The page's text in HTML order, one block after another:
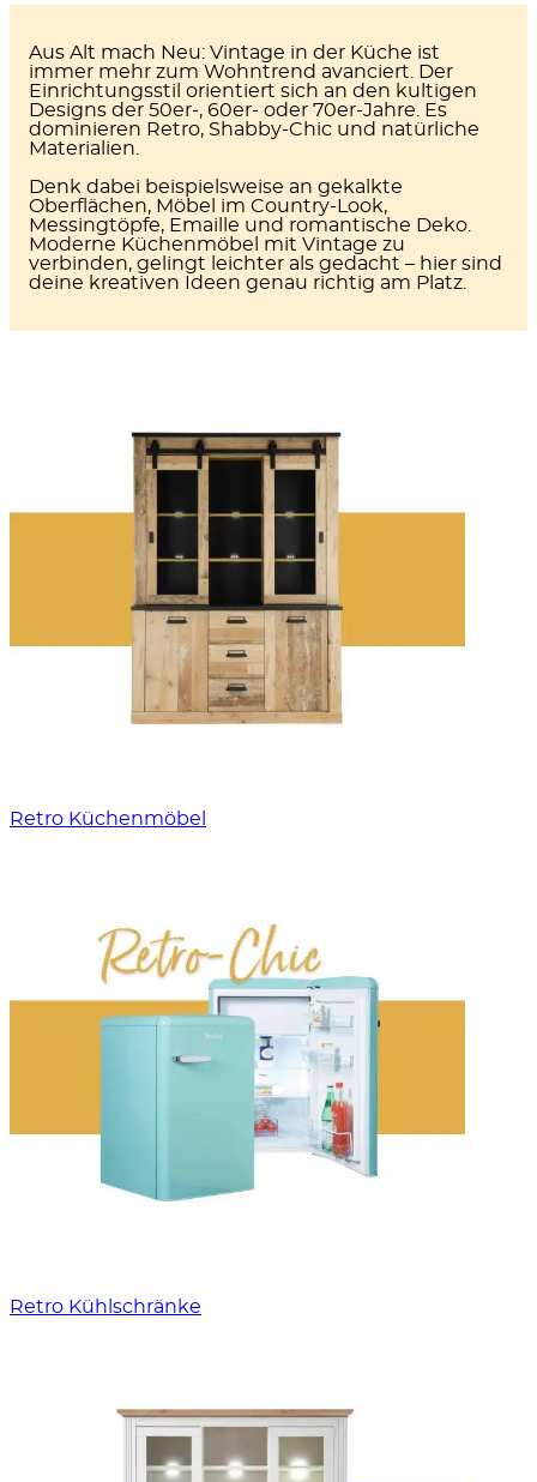
Aus Alt mach Neu: Vintage in der Küche ist
immer mehr zum Wohntrend avanciert. Der
Einrichtungsstil orientiert sich an den kultigen
Designs der 50er-, 60er- oder 70er-Jahre. Es
dominieren Retro, Shabby-Chic und natürliche
Materialien.
Denk dabei beispielsweise an gekalkte
Oberflächen, Möbel im Country-Look,
Messingtöpfe, Emaille und romantische Deko.
Moderne Küchenmöbel mit Vintage zu
verbinden, gelingt leichter als gedacht – hier sind
deine kreativen Ideen genau richtig am Platz.
Retro Küchenmöbel
Retro Kühlschränke